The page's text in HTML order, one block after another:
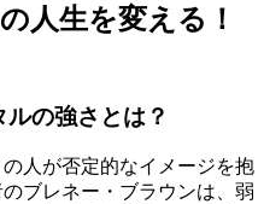
人生を変える！
ルの強さとは？
人が否定的なイメージを抱
ブレネー・ブラウンは、弱